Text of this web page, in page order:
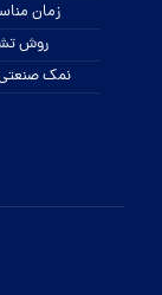
زمان
روش
نمک صنعتی